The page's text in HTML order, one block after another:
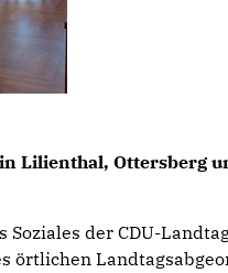
Lilienthal, Ottersberg
Soziales der CDU-
örtlichen